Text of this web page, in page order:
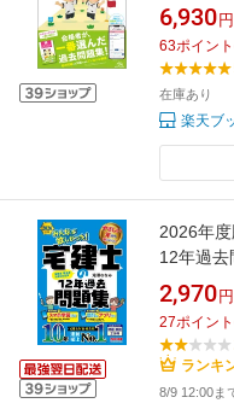
6,930 円
63ポイント
在庫あり
楽天ブ
2026年
12年過
2,970 円
27ポイント
ランキ
8/9 12:00ま